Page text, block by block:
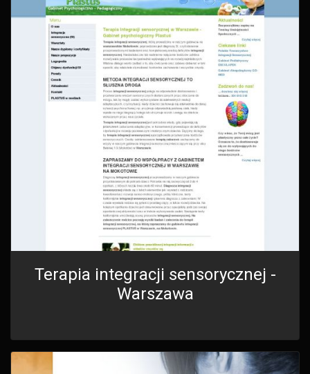
Terapia integracji sensorycznej -
Warszawa